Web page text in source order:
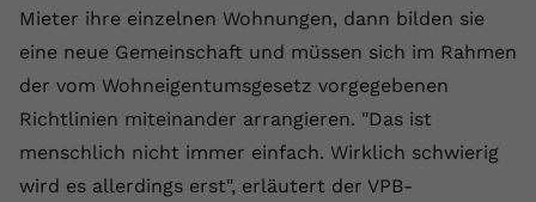
Mieter ihre einzelnen Wohnungen, dann bilden sie
eine neue Gemeinschaft und müssen sich im Rahmen
der vom Wohneigentumsgesetz vorgegebenen
Richtlinien miteinander arrangieren. "Das ist
menschlich nicht immer einfach. Wirklich schwierig
wird es allerdings erst", erläutert der VPB-
Benutzereinstellungen zu ermöglichen.
Anbieter youtube.com
YouTube setzt dieses Cookie über